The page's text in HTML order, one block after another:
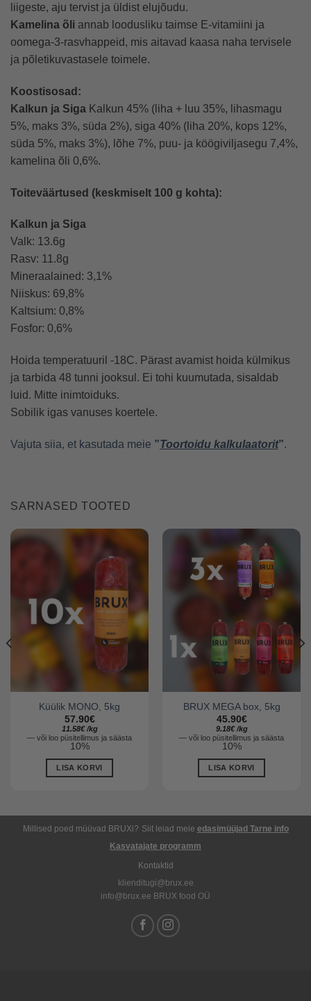
liigeste, aju tervist ja üldist elujõudu.
Kamelina õli annab loodusliku taimse E-vitamiini ja
oomega-3-rasvhappeid, mis aitavad kaasa naha tervisele
ja põletikuvastasele toimele.
Koostisosad:
Kalkun ja Siga Kalkun 45% (liha + luu 35%, lihasmagu
5%, maks 3%, süda 2%), siga 40% (liha 20%, kops 12%,
süda 5%, maks 3%), lõhe 7%, puu- ja köögiviljasegu 7,4%,
kamelina õli 0,6%.
Toiteväärtused (keskmiselt 100 g kohta):
Kalkun ja Siga
Valk: 13.6g
Rasv: 11.8g
Mineraalained: 3,1%
Niiskus: 69,8%
Kaltsium: 0,8%
Fosfor: 0,6%
Hoida temperatuuril -18C. Pärast avamist hoida külmikus
ja tarbida 48 tunni jooksul. Ei tohi kuumutada, sisaldab
luid. Mitte inimtoiduks.
Sobilik igas vanuses koertele.
Vajuta siia, et kasutada meie ”Toortoidu kalkulaatorit”.
SARNASED TOOTED
Küülik MONO, 5kg
57.90€
11.58€ /kg
— või loo püsitellimus ja säästa
10%
LISA KORVI
BRUX MEGA box, 5kg
45.90€
9.18€ /kg
— või loo püsitellimus ja säästa
10%
LISA KORVI
Millised poed müüvad BRUXi? Siit leiad meie edasimüüjad Tarne info
Kasvatajate programm
Kontaktid
klienditugi@brux.ee
info@brux.ee BRUX food OÜ